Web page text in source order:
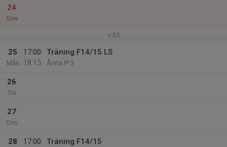
24
Sön
v.35
25
Mån
17:00
18:15
Träning F14/15 LS
Årsta IP 3
26
Tis
27
Ons
28
17:00
Träning F14/15